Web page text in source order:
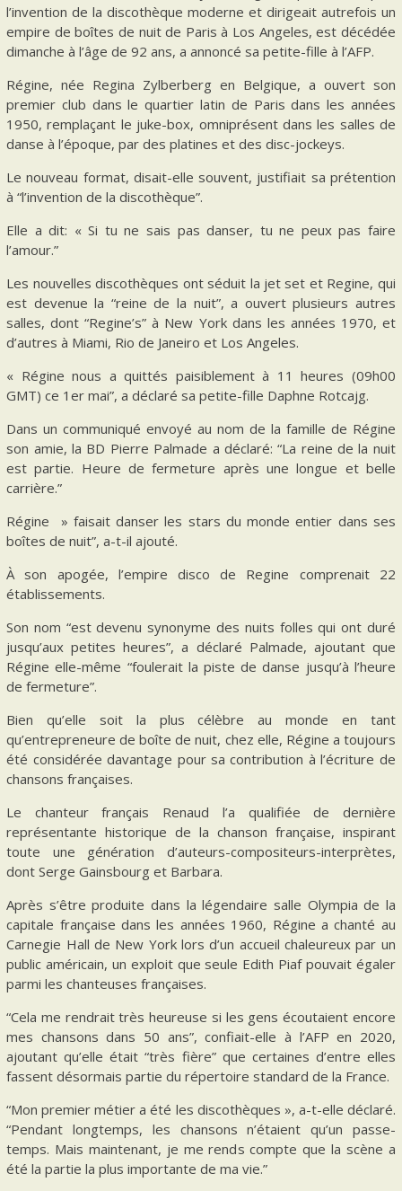
l’invention de la discothèque moderne et dirigeait autrefois un
empire de boîtes de nuit de Paris à Los Angeles, est décédée
dimanche à l’âge de 92 ans, a annoncé sa petite-fille à l’AFP.
Régine, née Regina Zylberberg en Belgique, a ouvert son
premier club dans le quartier latin de Paris dans les années
1950, remplaçant le juke-box, omniprésent dans les salles de
danse à l’époque, par des platines et des disc-jockeys.
Le nouveau format, disait-elle souvent, justifiait sa prétention
à “l’invention de la discothèque”.
Elle a dit: « Si tu ne sais pas danser, tu ne peux pas faire
l’amour.”
Les nouvelles discothèques ont séduit la jet set et Regine, qui
est devenue la “reine de la nuit”, a ouvert plusieurs autres
salles, dont “Regine’s” à New York dans les années 1970, et
d’autres à Miami, Rio de Janeiro et Los Angeles.
« Régine nous a quittés paisiblement à 11 heures (09h00
GMT) ce 1er mai”, a déclaré sa petite-fille Daphne Rotcajg.
Dans un communiqué envoyé au nom de la famille de Régine
son amie, la BD Pierre Palmade a déclaré: “La reine de la nuit
est partie. Heure de fermeture après une longue et belle
carrière.”
Régine » faisait danser les stars du monde entier dans ses
boîtes de nuit”, a-t-il ajouté.
À son apogée, l’empire disco de Regine comprenait 22
établissements.
Son nom “est devenu synonyme des nuits folles qui ont duré
jusqu’aux petites heures”, a déclaré Palmade, ajoutant que
Régine elle-même “foulerait la piste de danse jusqu’à l’heure
de fermeture”.
Bien qu’elle soit la plus célèbre au monde en tant
qu’entrepreneure de boîte de nuit, chez elle, Régine a toujours
été considérée davantage pour sa contribution à l’écriture de
chansons françaises.
Le chanteur français Renaud l’a qualifiée de dernière
représentante historique de la chanson française, inspirant
toute une génération d’auteurs-compositeurs-interprètes,
dont Serge Gainsbourg et Barbara.
Après s’être produite dans la légendaire salle Olympia de la
capitale française dans les années 1960, Régine a chanté au
Carnegie Hall de New York lors d’un accueil chaleureux par un
public américain, un exploit que seule Edith Piaf pouvait égaler
parmi les chanteuses françaises.
“Cela me rendrait très heureuse si les gens écoutaient encore
mes chansons dans 50 ans”, confiait-elle à l’AFP en 2020,
ajoutant qu’elle était “très fière” que certaines d’entre elles
fassent désormais partie du répertoire standard de la France.
“Mon premier métier a été les discothèques », a-t-elle déclaré.
“Pendant longtemps, les chansons n’étaient qu’un passe-
temps. Mais maintenant, je me rends compte que la scène a
été la partie la plus importante de ma vie.”